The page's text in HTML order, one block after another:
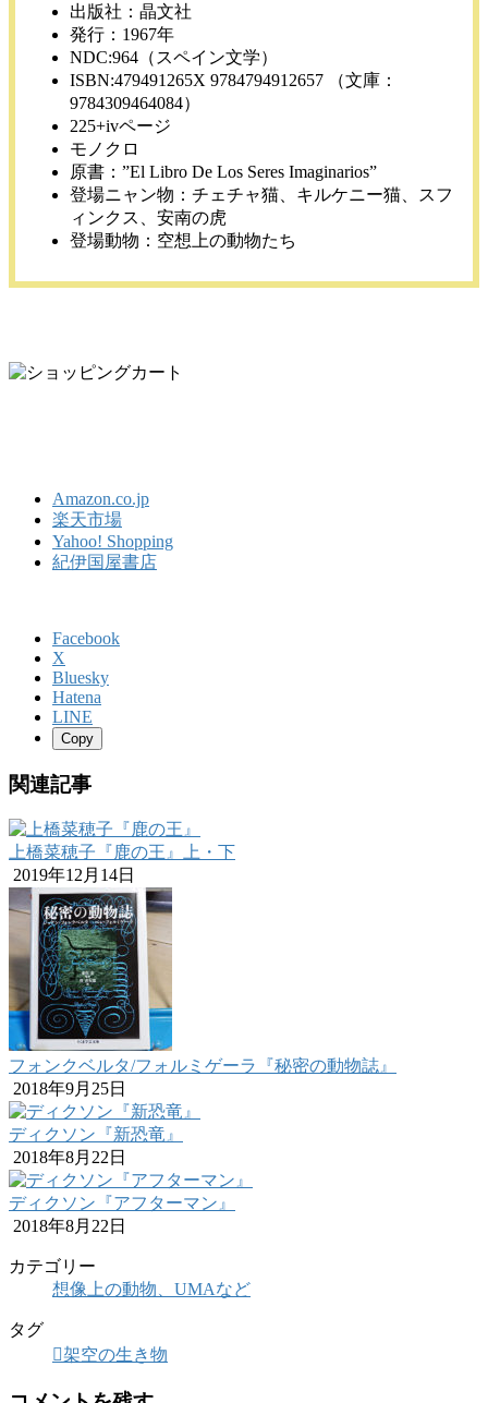
出版社：晶文社
発行：1967年
NDC:964（スペイン文学）
ISBN:479491265X 9784794912657 （文庫：
9784309464084）
225+ivページ
モノクロ
原書：”El Libro De Los Seres Imaginarios”
登場ニャン物：チェチャ猫、キルケニー猫、スフ
ィンクス、安南の虎
登場動物：空想上の動物たち
Amazon.co.jp
楽天市場
Yahoo! Shopping
紀伊国屋書店
Facebook
X
Bluesky
Hatena
LINE
Copy
関連記事
上橋菜穂子『鹿の王』上・下
2019年12月14日
フォンクベルタ/フォルミゲーラ『秘密の動物誌』
2018年9月25日
ディクソン『新恐竜』
2018年8月22日
ディクソン『アフターマン』
2018年8月22日
カテゴリー
想像上の動物、UMAなど
タグ
架空の生き物